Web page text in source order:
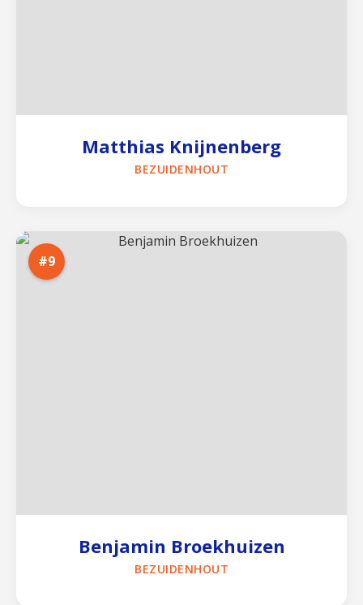
Matthias Knijnenberg
BEZUIDENHOUT
#9
Benjamin Broekhuizen
BEZUIDENHOUT